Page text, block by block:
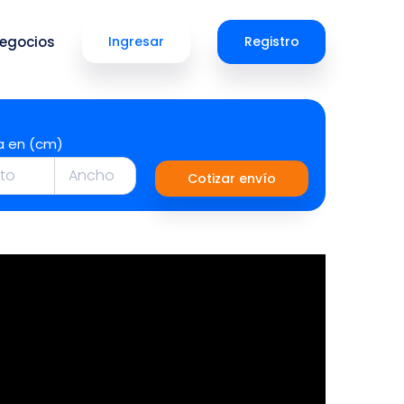
Ingresar Registro
en (cm)
Cotizar envío